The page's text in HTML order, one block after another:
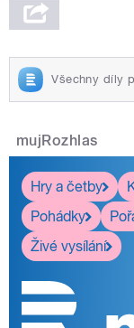
Všechny díly
mujRozhlas
Hry a četby
Pohádky
Živé vysílání